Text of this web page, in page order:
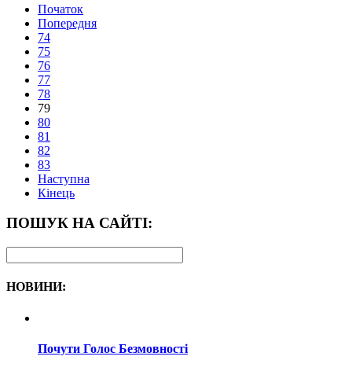
Початок
Попередня
74
75
76
77
78
79
80
81
82
83
Наступна
Кінець
ПОШУК НА САЙТІ:
НОВИНИ:
Почути Голос Безмовності